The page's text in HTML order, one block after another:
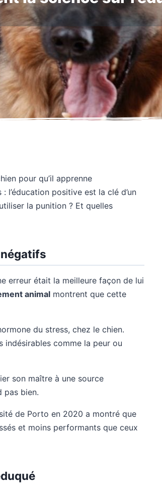
pour qu’il apprenne
positive est la clé d’un
la punition ? Et quelles
erreur était la meilleure façon de lui
animal montrent que cette
du stress, chez le chien.
comme la peur ou
son maître à une source
pas bien.
de Porto en 2020 a montré que
et moins performants que ceux